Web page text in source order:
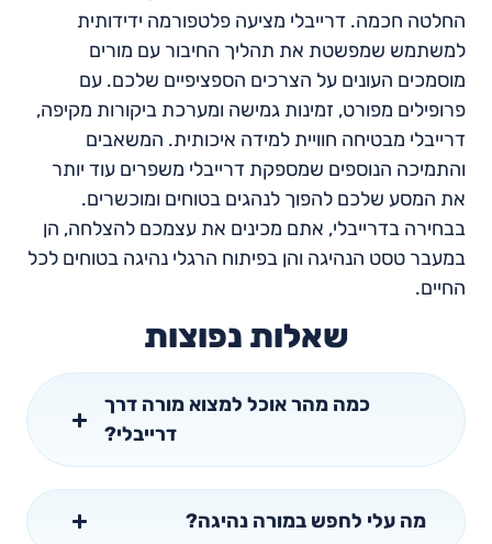
החלטה חכמה. דרייבלי מציעה פלטפורמה ידידותית
למשתמש שמפשטת את תהליך החיבור עם מורים
מוסמכים העונים על הצרכים הספציפיים שלכם. עם
פרופילים מפורט, זמינות גמישה ומערכת ביקורות מקיפה,
דרייבלי מבטיחה חוויית למידה איכותית. המשאבים
והתמיכה הנוספים שמספקת דרייבלי משפרים עוד יותר
את המסע שלכם להפוך לנהגים בטוחים ומוכשרים.
בבחירה בדרייבלי, אתם מכינים את עצמכם להצלחה, הן
במעבר טסט הנהיגה והן בפיתוח הרגלי נהיגה בטוחים לכל
החיים.
שאלות נפוצות
כמה מהר אוכל למצוא מורה דרך
דרייבלי?
מה עלי לחפש במורה נהיגה?